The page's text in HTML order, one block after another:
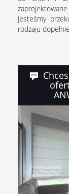
Jesteśmy
rodzaju